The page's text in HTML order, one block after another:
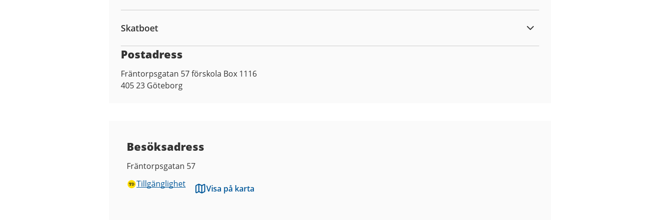
Skatboet
Postadress
Fräntorpsgatan 57 förskola Box 1116
405 23 Göteborg
Besöksadress
Fräntorpsgatan 57
Tillgänglighet
Visa på karta